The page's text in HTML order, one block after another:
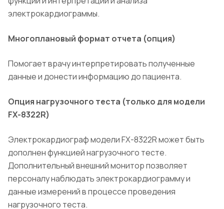
электрокардиограммы.
Многоплановый формат отчета (опция)
Помогает врачу интерпретировать полученные
данные и донести информацию до пациента.
Опция нагрузочного теста (только для модели
FX-8322R)
Электрокардиограф модели FX-8322R может быть
дополнен функцией нагрузочного тесте.
Дополнительный внешний монитор позволяет
персоналу наблюдать электрокардиограмму и
данные измерений в процессе проведения
нагрузочного теста.